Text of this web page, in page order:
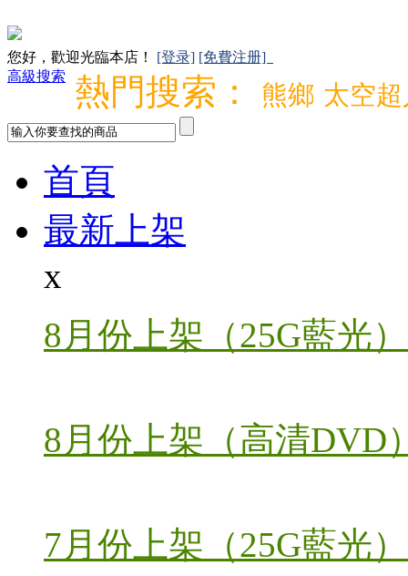
您好，歡迎光臨本店！ [登录] [免費注册]
高級搜索
熱門搜索： 熊鄉 太空
首頁
最新上架
x
8月份上架（25G藍光）
8月份上架（高清DVD
7月份上架（25G藍光）